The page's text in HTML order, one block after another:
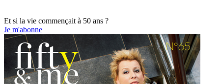
Et si la vie commençait à 50 ans ?
Je m'abonne